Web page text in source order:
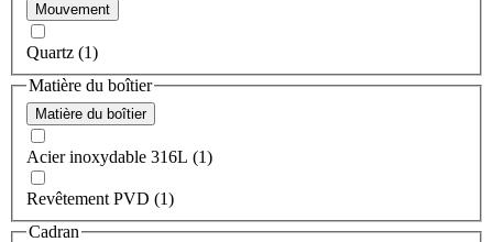
Mouvement
Quartz (1)
Matière du boîtier
Matière du boîtier
Acier inoxydable 316L (1)
Revêtement PVD (1)
Cadran